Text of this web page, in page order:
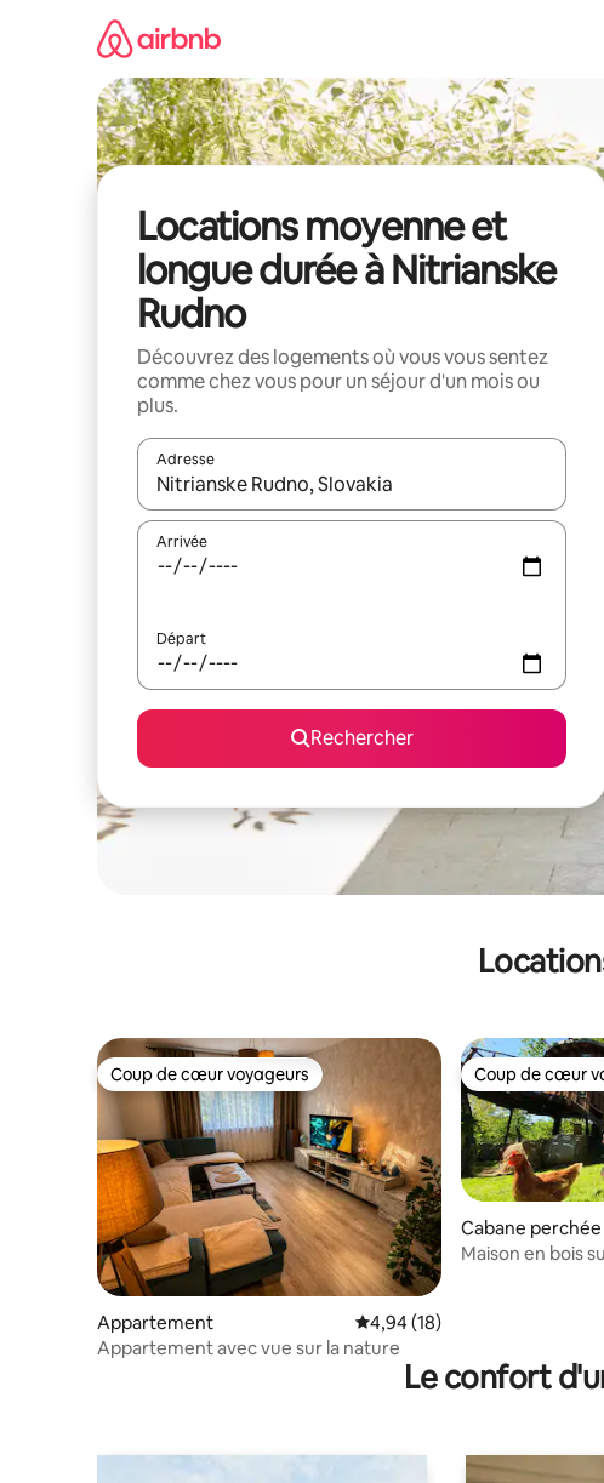
Locations moyenne et
longue durée à Nitrianske
Rudno
Découvrez des logements où vous vous sentez
comme chez vous pour un séjour d'un mois ou
plus.
Adresse
Lorsque les résultats s'affichent, utilisez les flèches vers
Arrivée
Départ
Rechercher
Coup de cœur voyageurs
Coup de cœur voyageurs
Appartement Évaluation moyenne sur la
4,94 (18)
Appartement avec vue sur la nature
Coup de cœur
Coup de cœur
Cabane perchée
Maison en bois
Le confort